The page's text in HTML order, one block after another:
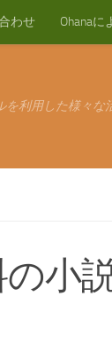
わせ Ohanaに
を利用した様々な
小説